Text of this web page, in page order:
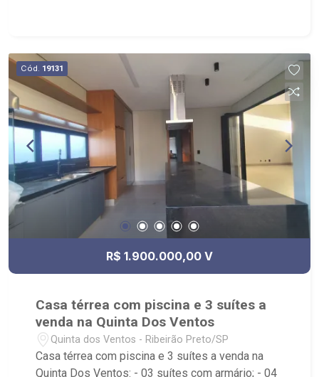
Cód. 19131
R$ 1.900.000,00 V
Casa térrea com piscina e 3 suítes a
venda na Quinta Dos Ventos
Quinta dos Ventos - Ribeirão Preto/SP
Casa térrea com piscina e 3 suítes a venda na
Quinta Dos Ventos: - 03 suítes com armário; - 04